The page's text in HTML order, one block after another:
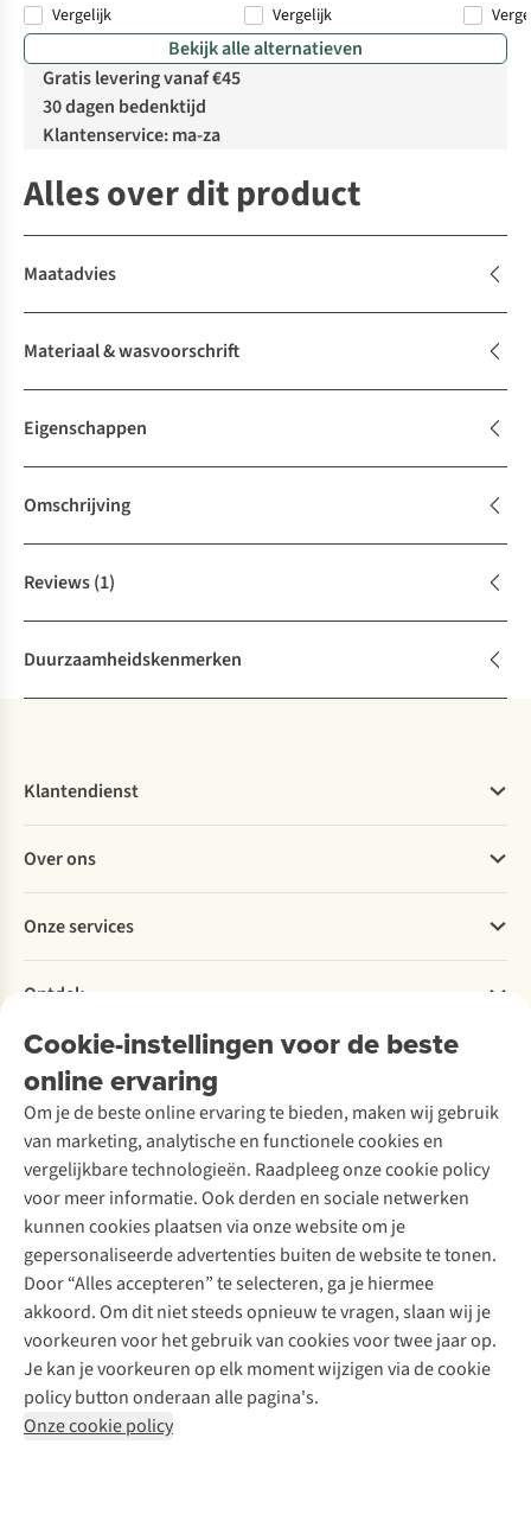
Vergelijk
Vergelijk
Bekijk alle alternatieven
Gratis levering vanaf €45
30 dagen bedenktijd
Klantenservice: ma-za
Alles over dit product
Maatadvies
Materiaal & wasvoorschrift
Eigenschappen
Omschrijving
Reviews(1)
Duurzaamheidskenmerken
Cookie-instellingen voor de beste
online ervaring
Om je de beste online ervaring te bieden, maken wij gebruik
van marketing, analytische en functionele cookies en
vergelijkbare technologieën. Raadpleeg onze cookie policy
voor meer informatie. Ook derden en sociale netwerken
kunnen cookies plaatsen via onze website om je
gepersonaliseerde advertenties buiten de website te tonen.
Door “Alles accepteren” te selecteren, ga je hiermee
akkoord. Om dit niet steeds opnieuw te vragen, slaan wij je
voorkeuren voor het gebruik van cookies voor twee jaar op.
Je kan je voorkeuren op elk moment wijzigen via de cookie
policy button onderaan alle pagina's.
Onze cookie policy
Klantendienst
Bestellen
Betalen
Levering
Retourneren
Bestelling herroepen
Garantie
Contact
Over ons
Explore More
Verantwoord ondernemen
Over Ayacucho
Onze winkels
Over A.S.Adventure
Toegankelijkheidsverklaring
Onze services
Ski-onderhoud
Wasservice
Schoenonderhoud
Schoenherstelling
Kledingherstelling
Retouches
Voor bedrijven
Ontdek
A.S.Magazine
Podcast
Explore Academy
Explore Camp
Gear Check
Inspiratie & advies
Meld je aan voor de nieuwsbrief
Follow us
Disclaimer Privacy Policy
Algemene voorwaarden
Cookie Policy